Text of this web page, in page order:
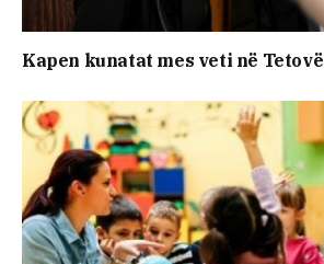
Kapen kunatat mes veti në Tetovë